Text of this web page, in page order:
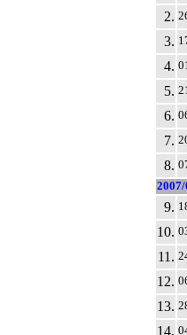
2.
3.
4.
5.
6.
7.
8.
2007/
9.
10.
11.
12.
13.
14.